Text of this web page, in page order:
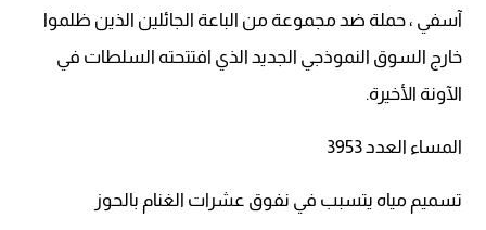
آسفي ، حملة ضد مجموعة من الباعة الجائلين الذين ظلموا
خارج السوق النموذجي الجديد الذي افتتحته السلطات في
الآونة الأخيرة.
المساء العدد 3953
تسميم مياه يتسبب في نفوق عشرات الغنام بالحوز